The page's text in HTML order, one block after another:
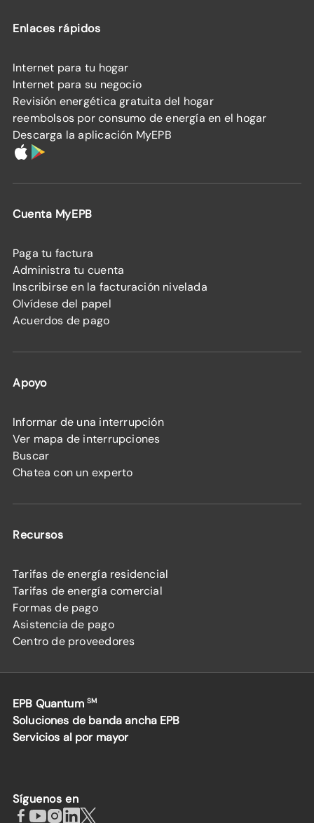
Enlaces rápidos
Internet para tu hogar
Internet para su negocio
Revisión energética gratuita del hogar
reembolsos por consumo de energía en el hogar
Descarga la aplicación MyEPB
Cuenta MyEPB
Paga tu factura
Administra tu cuenta
Inscribirse en la facturación nivelada
Olvídese del papel
Acuerdos de pago
Apoyo
Informar de una interrupción
Ver mapa de interrupciones
Buscar
Chatea con un experto
Recursos
Tarifas de energía residencial
Tarifas de energía comercial
Formas de pago
Asistencia de pago
Centro de proveedores
EPB Quantum SM
Soluciones de banda ancha EPB
Servicios al por mayor
Síguenos en